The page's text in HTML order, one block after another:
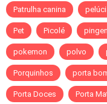
Patrulha canina
Pet Picolé
pokemon polvo
Porquinhos porta
Porta Doces Porta